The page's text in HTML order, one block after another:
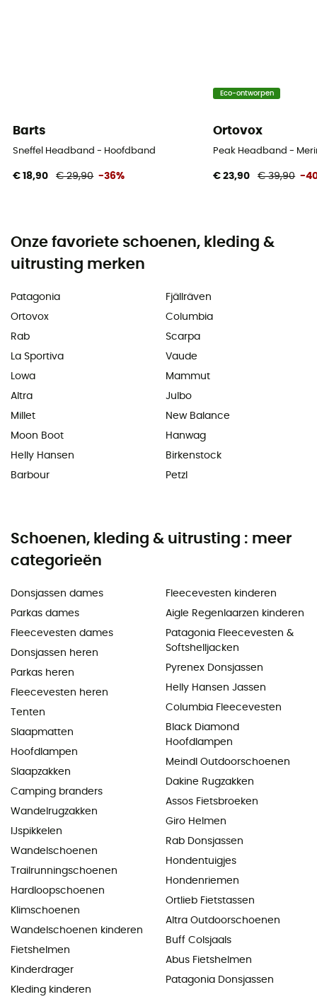
Barts
Sneffel Headband - Hoofdband
€ 18,90 € 29,90 -36%
Eco-ontworpen
Ortovox
Peak Headband -
€ 23,90 € 39,90 -
Onze favoriete schoenen, kleding &
uitrusting merken
Patagonia
Ortovox
Rab
La Sportiva
Lowa
Altra
Millet
Moon Boot
Helly Hansen
Barbour
Fjällräven
Columbia
Scarpa
Vaude
Mammut
Julbo
New Balance
Hanwag
Birkenstock
Petzl
Schoenen, kleding & uitrusting : meer
categorieën
Donsjassen dames
Parkas dames
Fleecevesten dames
Donsjassen heren
Parkas heren
Fleecevesten heren
Tenten
Slaapmatten
Hoofdlampen
Slaapzakken
Camping branders
Wandelrugzakken
IJspikkelen
Wandelschoenen
Trailrunningschoenen
Hardloopschoenen
Klimschoenen
Wandelschoenen kinderen
Fietshelmen
Kinderdrager
Kleding kinderen
Fleecevesten kinderen
Aigle Regenlaarzen kinderen
Patagonia Fleecevesten &
Softshelljacken
Pyrenex Donsjassen
Helly Hansen Jassen
Columbia Fleecevesten
Black Diamond
Hoofdlampen
Meindl Outdoorschoenen
Dakine Rugzakken
Assos Fietsbroeken
Giro Helmen
Rab Donsjassen
Hondentuigjes
Hondenriemen
Ortlieb Fietstassen
Altra Outdoorschoenen
Buff Colsjaals
Abus Fietshelmen
Patagonia Donsjassen